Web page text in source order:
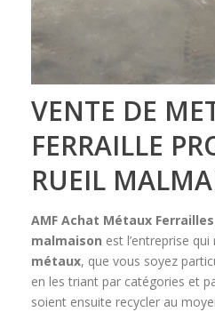
VENTE DE
FERRAILLE
RUEIL
AMF Achat Métaux Ferrailles
malmaison est l’entreprise
métaux, que vous soyez
en les triant par catégories et
soient ensuite recycler au